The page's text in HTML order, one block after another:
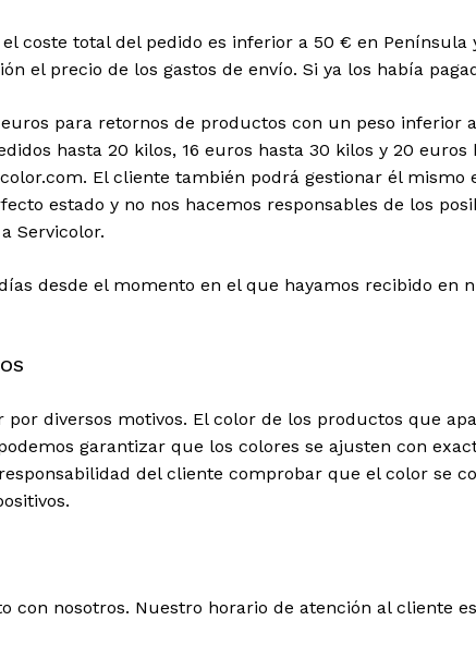
coste total del pedido es inferior a 50 € en
el precio de los gastos de envío. Si ya los había
para retornos de productos con un peso inferior
hasta 20 kilos, 16 euros hasta 30 kilos y 20
El cliente también podrá gestionar él
estado y no nos hacemos responsables de los
Servicolor.
desde el momento en el que hayamos recibido en
diversos motivos. El color de los productos que
garantizar que los colores se ajusten con
del cliente comprobar que el color se
nosotros. Nuestro horario de atención al cliente